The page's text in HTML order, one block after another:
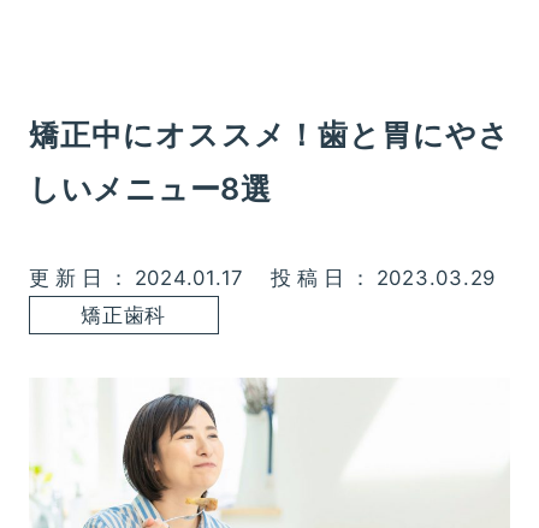
矯正中にオススメ！歯と胃にやさ
しいメニュー8選
更新日：2024.01.17
投稿日：2023.03.29
矯正歯科